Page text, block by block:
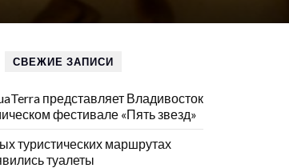
СВЕЖИЕ ЗАПИСИ
представляет Владивосток
фестивале «Пять звезд»
туристических маршрутах
туалеты